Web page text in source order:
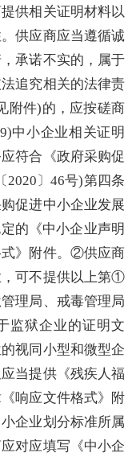
供相关证明材料以
供应商应当遵循诚
承诺不实的，属于
追究相关的法律责
附件)的，应按磋商
中小企业相关证明
符合《政府采购促
2020〕46号)第四条
促进中小企业发展
的《中小企业声明
式》附件。②供应商
，可不提供以上第①
理局、戒毒管理局
监狱企业的证明文
视同小型和微型企
当提供《残疾人福
响应文件格式》附
企业划分标准所属
对应填写《中小企